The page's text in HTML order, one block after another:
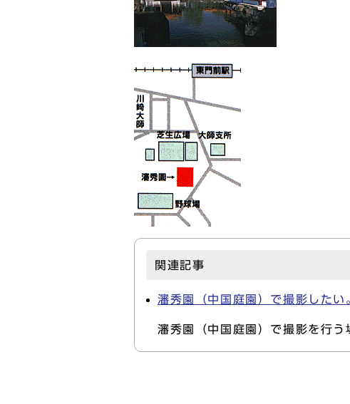
関連記事
瀋秀園（中国庭園）で撮影したい
瀋秀園（中国庭園）で撮影を行